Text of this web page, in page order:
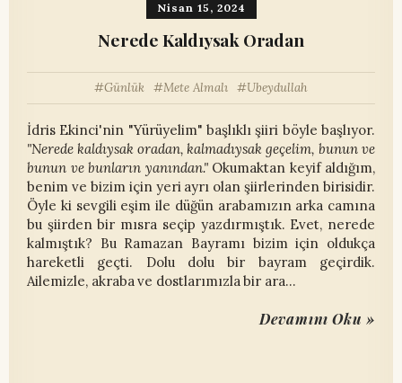
Nisan 15, 2024
Nerede Kaldıysak Oradan
Günlük Mete Almalı Ubeydullah
İdris Ekinci'nin "Yürüyelim" başlıklı şiiri böyle başlıyor.
"Nerede kaldıysak oradan, kalmadıysak geçelim, bunun ve
bunun ve bunların yanından." Okumaktan keyif aldığım,
benim ve bizim için yeri ayrı olan şiirlerinden birisidir.
Öyle ki sevgili eşim ile düğün arabamızın arka camına
bu şiirden bir mısra seçip yazdırmıştık. Evet, nerede
kalmıştık? Bu Ramazan Bayramı bizim için oldukça
hareketli geçti. Dolu dolu bir bayram geçirdik.
Ailemizle, akraba ve dostlarımızla bir ara…
Devamını Oku »